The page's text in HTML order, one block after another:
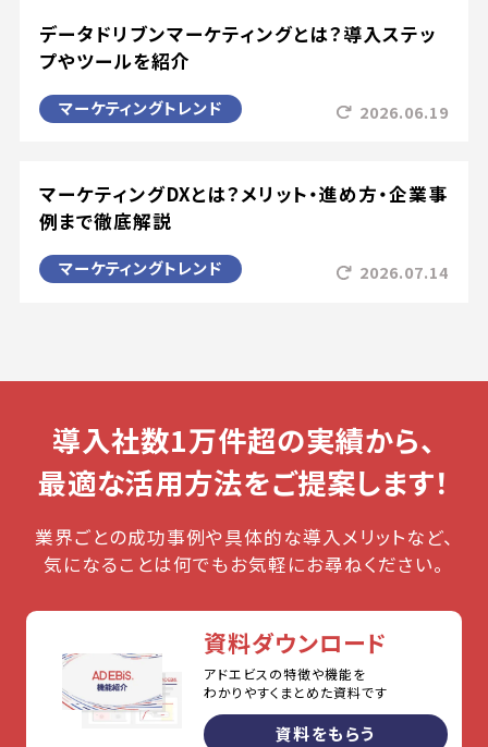
データドリブンマーケティングとは？導入ステッ
プやツールを紹介
マーケティングトレンド 2026.06.19
マーケティングDXとは？メリット・進め方・企業事
例まで徹底解説
マーケティングトレンド 2026.07.14
導入社数1万件超の実績から、
最適な活用方法をご提案します！
業界ごとの成功事例や具体的な導入メリットなど、
気になることは何でもお気軽にお尋ねください。
資料ダウンロード
アドエビスの特徴や機能を
わかりやすくまとめた資料です
資料をもらう